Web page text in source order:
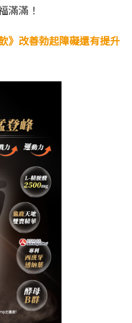
滿滿！
》改善勃起障礙還有提升